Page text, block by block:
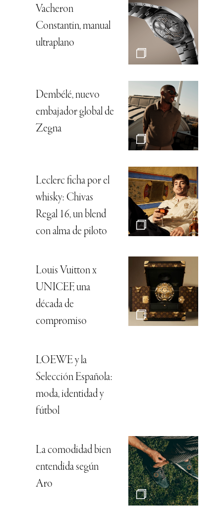
Vacheron
Constantin, manual
ultraplano
Dembélé, nuevo
embajador global de
Zegna
Leclerc ficha por el
whisky: Chivas
Regal 16, un blend
con alma de piloto
Louis Vuitton x
UNICEF, una
década de
compromiso
LOEWE y la
Selección Española:
moda, identidad y
fútbol
La comodidad bien
entendida según
Aro